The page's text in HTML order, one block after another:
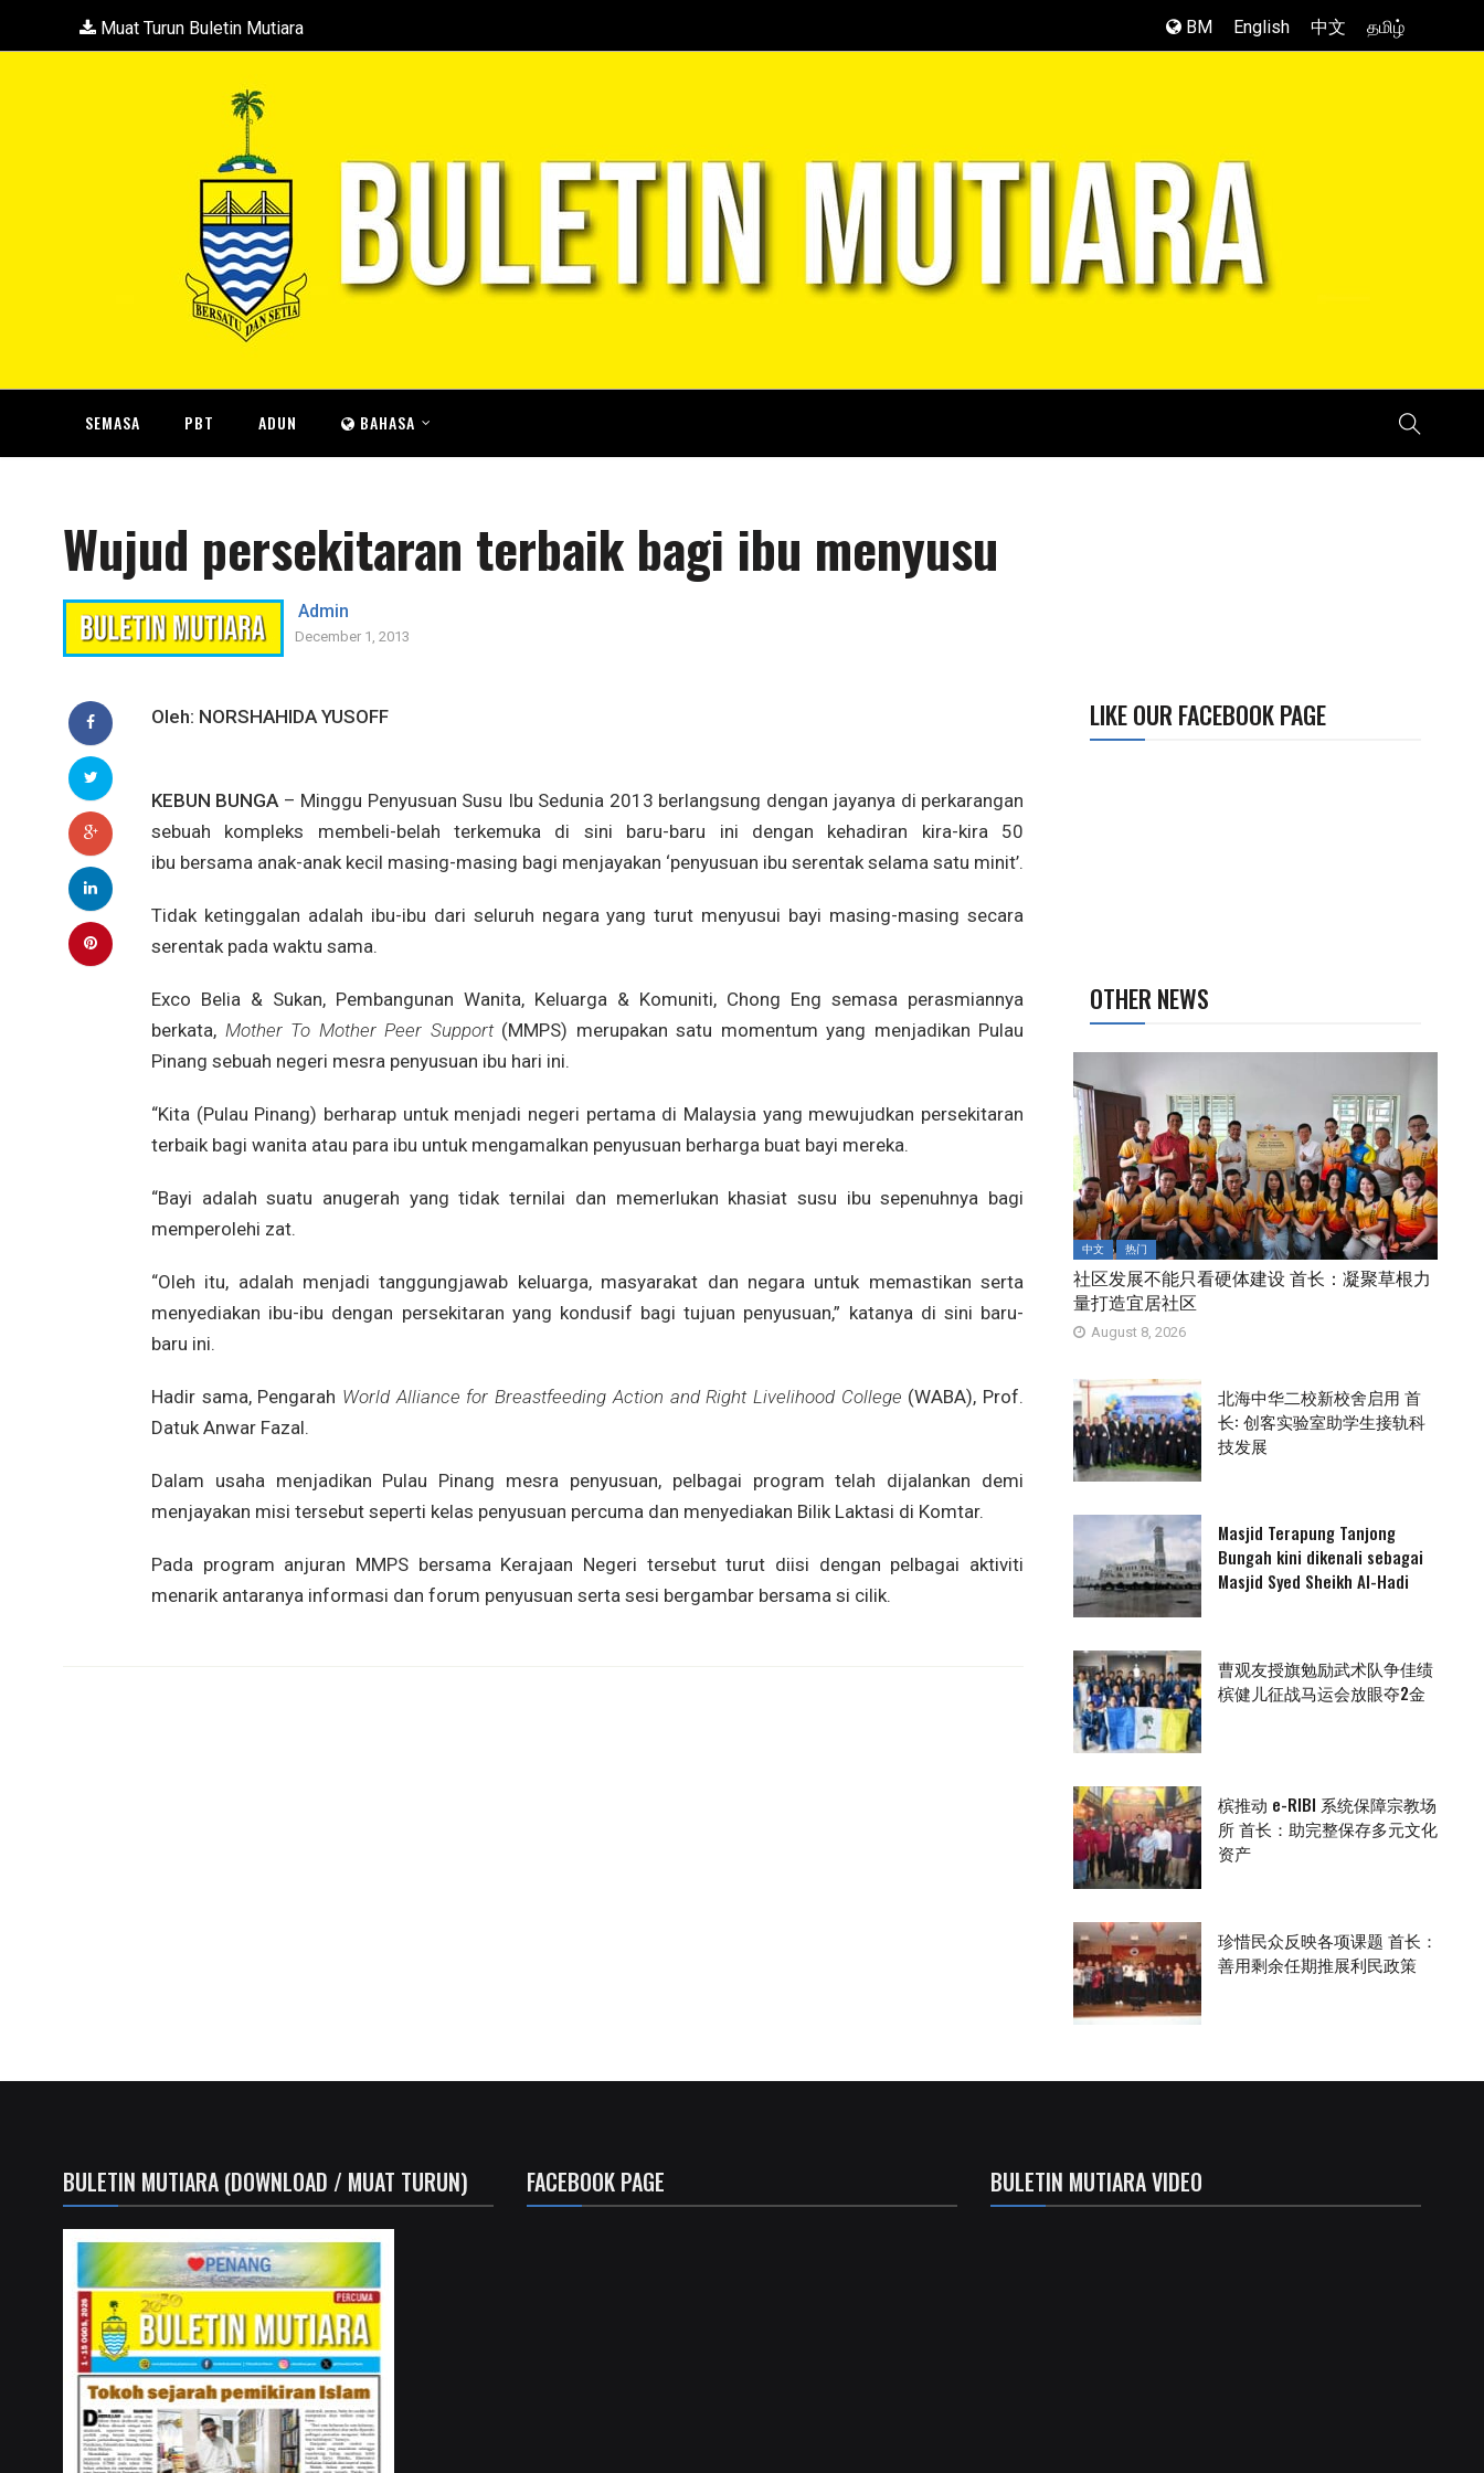
Muat Turun Buletin Mutiara BM English 中文 தமிழ்
SEMASA PBT ADUN BAHASA
Wujud persekitaran terbaik bagi ibu menyusu
Admin
December 1, 2013
Oleh: NORSHAHIDA YUSOFF
KEBUN BUNGA– Minggu Penyusuan Susu Ibu Sedunia 2013 berlangsung dengan jayanya di perkarangan
sebuah kompleks membeli-belah terkemuka di sini baru-baru ini dengan kehadiran kira-kira 50
ibu bersama anak-anak kecil masing-masing bagi menjayakan ‘penyusuan ibu serentak selama satu minit’.
Tidak ketinggalan adalah ibu-ibu dari seluruh negara yang turut menyusui bayi masing-masing secara
serentak pada waktu sama.
Exco Belia & Sukan, Pembangunan Wanita, Keluarga & Komuniti, Chong Eng semasa perasmiannya
berkata, Mother To Mother Peer Support(MMPS) merupakan satu momentum yang menjadikan Pulau
Pinang sebuah negeri mesra penyusuan ibu hari ini.
“Kita (Pulau Pinang) berharap untuk menjadi negeri pertama di Malaysia yang mewujudkan persekitaran
terbaik bagi wanita atau para ibu untuk mengamalkan penyusuan berharga buat bayi mereka.
“Bayi adalah suatu anugerah yang tidak ternilai dan memerlukan khasiat susu ibu sepenuhnya bagi
memperolehi zat.
“Oleh itu, adalah menjadi tanggungjawab keluarga, masyarakat dan negara untuk memastikan serta
menyediakan ibu-ibu dengan persekitaran yang kondusif bagi tujuan penyusuan,” katanya di sini baru-
baru ini.
Hadir sama, Pengarah World Alliance for Breastfeeding Action and Right Livelihood College (WABA), Prof.
Datuk Anwar Fazal.
Dalam usaha menjadikan Pulau Pinang mesra penyusuan, pelbagai program telah dijalankan demi
menjayakan misi tersebut seperti kelas penyusuan percuma dan menyediakan Bilik Laktasi di Komtar.
Pada program anjuran MMPS bersama Kerajaan Negeri tersebut turut diisi dengan pelbagai aktiviti
menarik antaranya informasi dan forum penyusuan serta sesi bergambar bersama si cilik.
LIKE OUR FACEBOOK PAGE
OTHER NEWS
中文 热门
社区发展不能只看硬体建设 首长：凝聚草根力
量打造宜居社区
August 8, 2026
北海中华二校新校舍启用 首
长: 创客实验室助学生接轨科
技发展
Masjid Terapung Tanjong
Bungah kini dikenali sebagai
Masjid Syed Sheikh Al-Hadi
曹观友授旗勉励武术队争佳绩
槟健儿征战马运会放眼夺2金
槟推动 e-RIBI 系统保障宗教场
所 首长：助完整保存多元文化
资产
珍惜民众反映各项课题 首长：
善用剩余任期推展利民政策
BULETIN MUTIARA (DOWNLOAD / MUAT TURUN) FACEBOOK PAGE BULETIN MUTIARA VIDEO